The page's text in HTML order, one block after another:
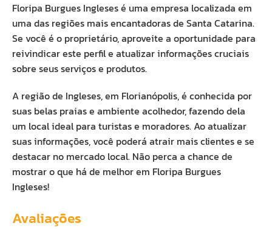
Floripa Burgues Ingleses é uma empresa localizada em
uma das regiões mais encantadoras de Santa Catarina.
Se você é o proprietário, aproveite a oportunidade para
reivindicar este perfil e atualizar informações cruciais
sobre seus serviços e produtos.
A região de Ingleses, em Florianópolis, é conhecida por
suas belas praias e ambiente acolhedor, fazendo dela
um local ideal para turistas e moradores. Ao atualizar
suas informações, você poderá atrair mais clientes e se
destacar no mercado local. Não perca a chance de
mostrar o que há de melhor em Floripa Burgues
Ingleses!
Avaliações